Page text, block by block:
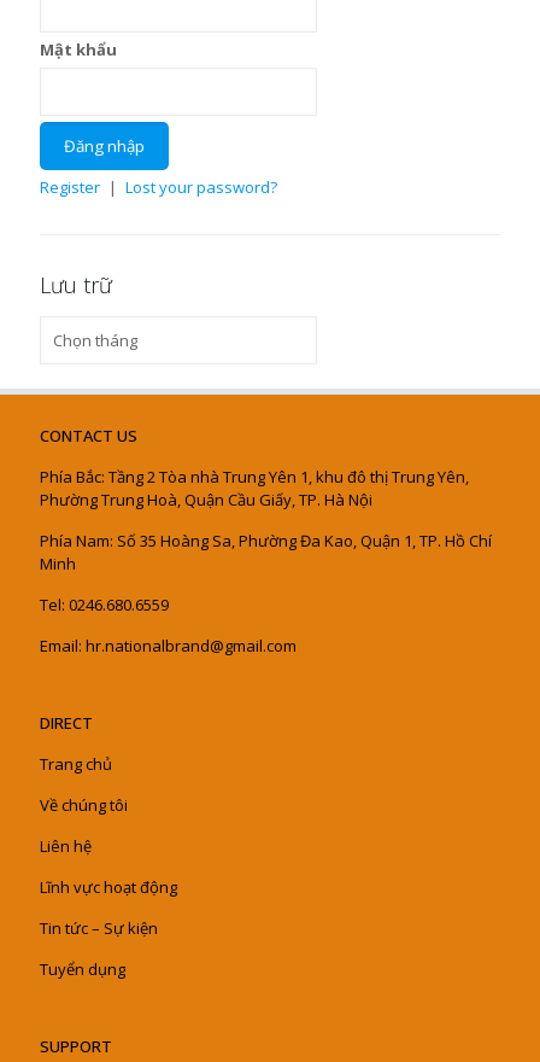
Mật khẩu
Register | Lost your password?
Lưu trữ
trữ
CONTACT US
Phía Bắc: Tầng 2 Tòa nhà Trung Yên 1, khu đô thị Trung Yên,
Phường Trung Hoà, Quận Cầu Giấy, TP. Hà Nội
Phía Nam: Số 35 Hoàng Sa, Phường Đa Kao, Quận 1, TP. Hồ Chí
Minh
Tel: 0246.680.6559
Email: hr.nationalbrand@gmail.com
DIRECT
Trang chủ
Về chúng tôi
Liên hệ
Lĩnh vực hoạt động
Tin tức – Sự kiện
Tuyển dụng
SUPPORT